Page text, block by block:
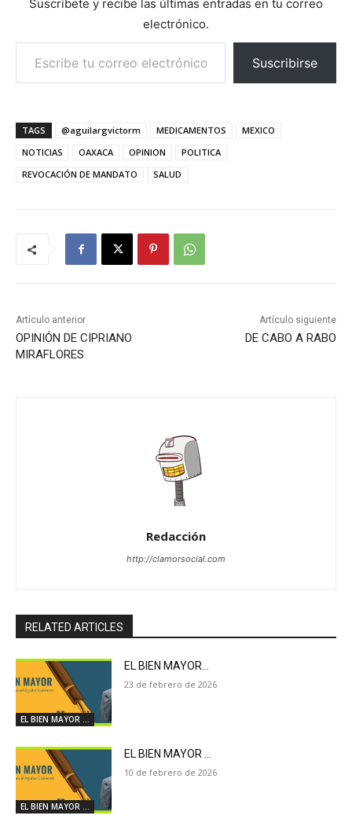
Suscríbete y recibe las últimas entradas en tu correo
electrónico.
Escribe tu correo electrónico…
Suscribirse
TAGS @aguilargvictorm MEDICAMENTOS
MEXICO
NOTICIAS
OAXACA OPINION
POLITICA
REVOCACIÓN DE MANDATO
SALUD
Artículo anterior
OPINIÓN DE CIPRIANO
MIRAFLORES
Artículo siguiente
DE CABO A RABO
Redacción
http://clamorsocial.com
RELATED ARTICLES
EL BIEN MAYOR ...
EL BIEN MAYOR…
23 de febrero de 2026
EL BIEN MAYOR ...
EL BIEN MAYOR …
10 de febrero de 2026